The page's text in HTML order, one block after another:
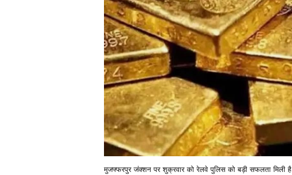
मुजफ्फरपुर जंक्शन पर शुक्रवार को रेलवे पुलिस को बड़ी सफलता मिली है